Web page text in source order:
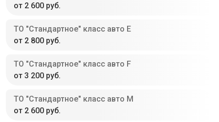
от 2 600 руб.
ТО "Стандартное" класс авто E
от 2 800 руб.
ТО "Стандартное" класс авто F
от 3 200 руб.
ТО "Стандартное" класс авто M
от 2 600 руб.